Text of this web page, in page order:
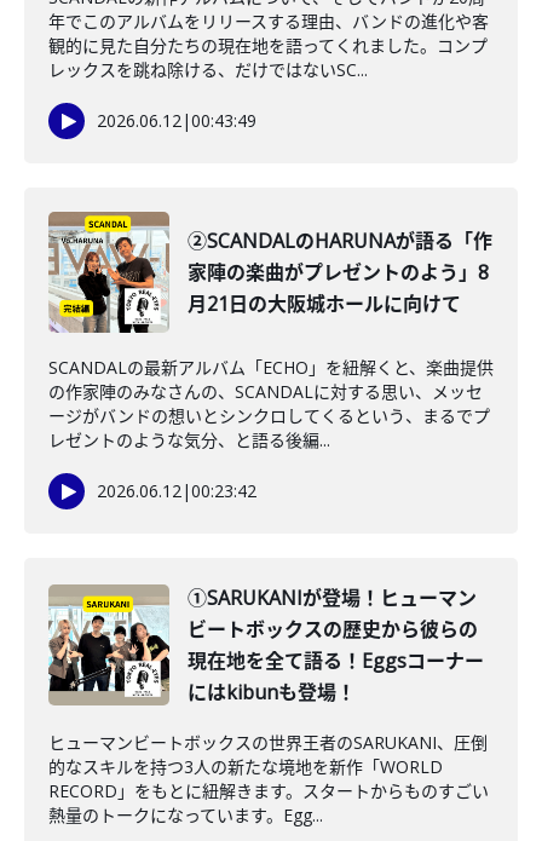
年でこのアルバムをリリースする理由、バンドの進化や客
観的に見た自分たちの現在地を語ってくれました。コンプ
レックスを跳ね除ける、だけではないSC...
2026.06.12|00:43:49
②SCANDALのHARUNAが語る「作
家陣の楽曲がプレゼントのよう」8
月21日の大阪城ホールに向けて
SCANDALの最新アルバム「ECHO」を紐解くと、楽曲提供
の作家陣のみなさんの、SCANDALに対する思い、メッセ
ージがバンドの想いとシンクロしてくるという、まるでプ
レゼントのような気分、と語る後編...
2026.06.12|00:23:42
①SARUKANIが登場！ヒューマン
ビートボックスの歴史から彼らの
現在地を全て語る！Eggsコーナー
にはkibunも登場！
ヒューマンビートボックスの世界王者のSARUKANI、圧倒
的なスキルを持つ3人の新たな境地を新作「WORLD
RECORD」をもとに紐解きます。スタートからものすごい
熱量のトークになっています。Egg...